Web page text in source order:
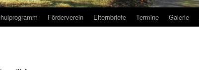
Förderverein Elternbriefe Termine Galerie